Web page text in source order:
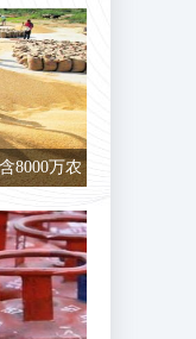
8000万农